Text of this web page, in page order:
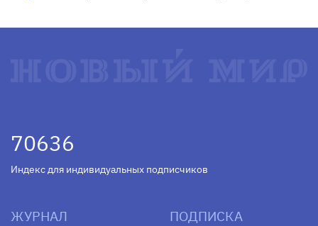
70636
Индекс для индивидуальных подписчиков
ЖУРНАЛ ПОДПИСКА